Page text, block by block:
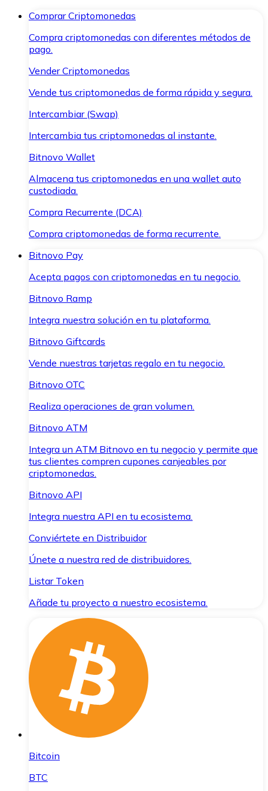
Comprar Criptomonedas
Compra criptomonedas con diferentes métodos de
pago.
Vender Criptomonedas
Vende tus criptomonedas de forma rápida y segura.
Intercambiar (Swap)
Intercambia tus criptomonedas al instante.
Bitnovo Wallet
Almacena tus criptomonedas en una wallet auto
custodiada.
Compra Recurrente (DCA)
Compra criptomonedas de forma recurrente.
Bitnovo Pay
Acepta pagos con criptomonedas en tu negocio.
Bitnovo Ramp
Integra nuestra solución en tu plataforma.
Bitnovo Giftcards
Vende nuestras tarjetas regalo en tu negocio.
Bitnovo OTC
Realiza operaciones de gran volumen.
Bitnovo ATM
Integra un ATM Bitnovo en tu negocio y permite que
tus clientes compren cupones canjeables por
criptomonedas.
Bitnovo API
Integra nuestra API en tu ecosistema.
Conviértete en Distribuidor
Únete a nuestra red de distribuidores.
Listar Token
Añade tu proyecto a nuestro ecosistema.
Bitcoin
BTC